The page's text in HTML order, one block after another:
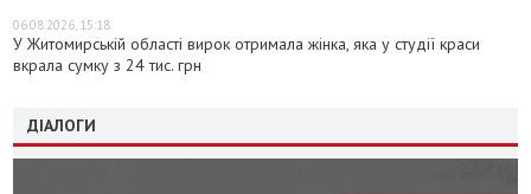
06.08.2026, 15:18
У Житомирській області вирок отримала жінка, яка у студії краси
вкрала сумку з 24 тис. грн
ДІАЛОГИ